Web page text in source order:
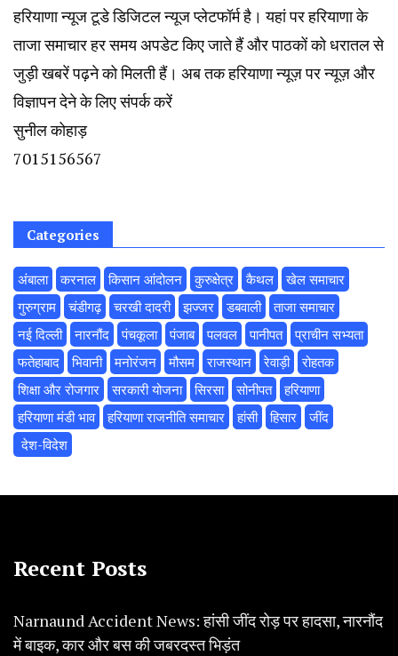
हरियाणा न्यूज टूडे डिजिटल न्यूज प्लेटफॉर्म है। यहां पर हरियाणा के
ताजा समाचार हर समय अपडेट किए जाते हैं और पाठकों को धरातल से
जुड़ी खबरें पढ़ने को मिलती हैं। अब तक हरियाणा न्यूज़ पर न्यूज़ और
विज्ञापन देने के लिए संपर्क करें
सुनील कोहाड़
7015156567
Categories
अंबाला करनाल किसान आंदोलन कुरुक्षेत्र कैथल
खेल समाचार
गुरुग्राम
चंडीगढ़ चरखी दादरी झज्जर डबवाली
ताजा समाचार
नई दिल्ली
नारनौंद पंचकूला पंजाब पलवल पानीपत
प्राचीन सभ्यता
फतेहाबाद
भिवानी मनोरंजन मौसम राजस्थान रेवाड़ी
रोहतक
शिक्षा और रोजगार
सरकारी योजना सिरसा सोनीपत
हरियाणा
हरियाणा मंडी भाव
हरियाणा राजनीति समाचार हांसी हिसार
‌जींद
‌ देश-विदेश
Recent Posts
Narnaund Accident News: हांसी जींद रोड़ पर हादसा, नारनौंद
में बाइक, कार और बस की जबरदस्त भिड़ंत